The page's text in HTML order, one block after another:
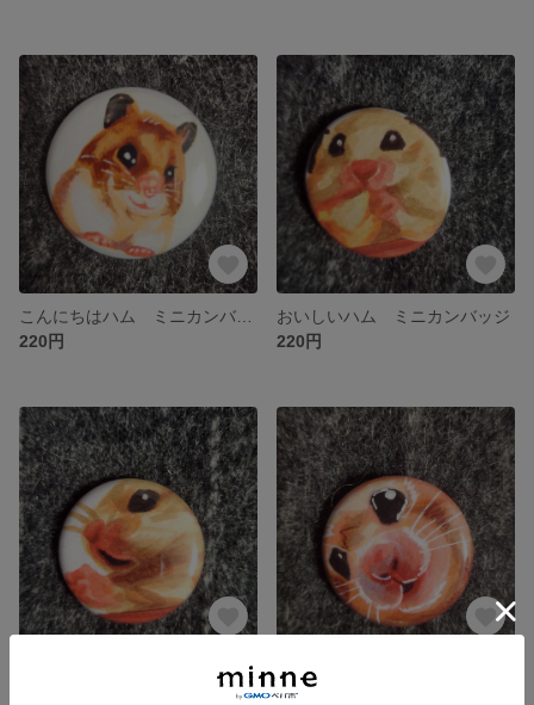
220円
おいしいハム ミニカンバッジ
220円
顔どーんハム ミニカンバッジ
220円